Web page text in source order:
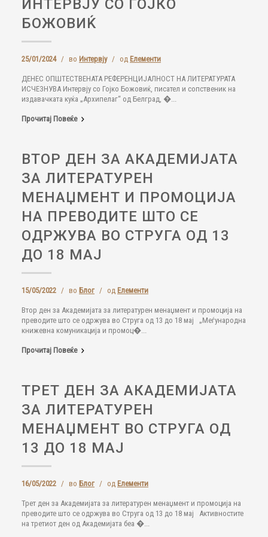
ИНТЕРВЈУ СО ГОЈКО
БОЖОВИЌ
25/01/2024 / во Интервју / од Елементи
ДЕНЕС ОПШТЕСТВЕНАТА РЕФЕРЕНЦИЈАЛНОСТ НА ЛИТЕРАТУРАТА
ИСЧЕЗНУВА Интервју со Гојко Божовиќ, писател и сопственик на
издавачката куќа „Архипелаг“ од Белград, �...
Прочитај Повеќе
ВТОР ДЕН ЗА АКАДЕМИЈАТА
ЗА ЛИТЕРАТУРЕН
МЕНАЏМЕНТ И ПРОМОЦИЈА
НА ПРЕВОДИТЕ ШТО СЕ
ОДРЖУВА ВО СТРУГА ОД 13
ДО 18 МАЈ
15/05/2022 / во Блог / од Елементи
Втор ден за Академијата за литературен менаџмент и промоција на
преводите што се одржува во Струга од 13 до 18 мај „Меѓународна
книжевна комуникација и промоц�...
Прочитај Повеќе
ТРЕТ ДЕН ЗА АКАДЕМИЈАТА
ЗА ЛИТЕРАТУРЕН
МЕНАЏМЕНТ ВО СТРУГА ОД
13 ДО 18 МАЈ
16/05/2022 / во Блог / од Елементи
Трет ден за Академијата за литературен менаџмент и промоција на
преводите што се одржува во Струга од 13 до 18 мај Активностите
на третиот ден од Академијата беа �...